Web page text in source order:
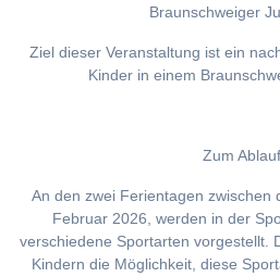
Braunschweiger
Ziel dieser Veranstaltung ist ein
Kinder in einem
Zum
An den zwei Ferientagen zwischen
Februar 2026, werden in der
verschiedene Sportarten vorgestellt.
Kindern die Möglichkeit, diese